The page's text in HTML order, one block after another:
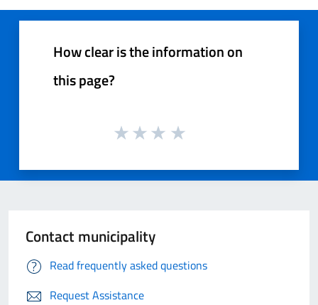
How clear is the information on
this page?
Contact municipality
Read frequently asked questions
Request Assistance